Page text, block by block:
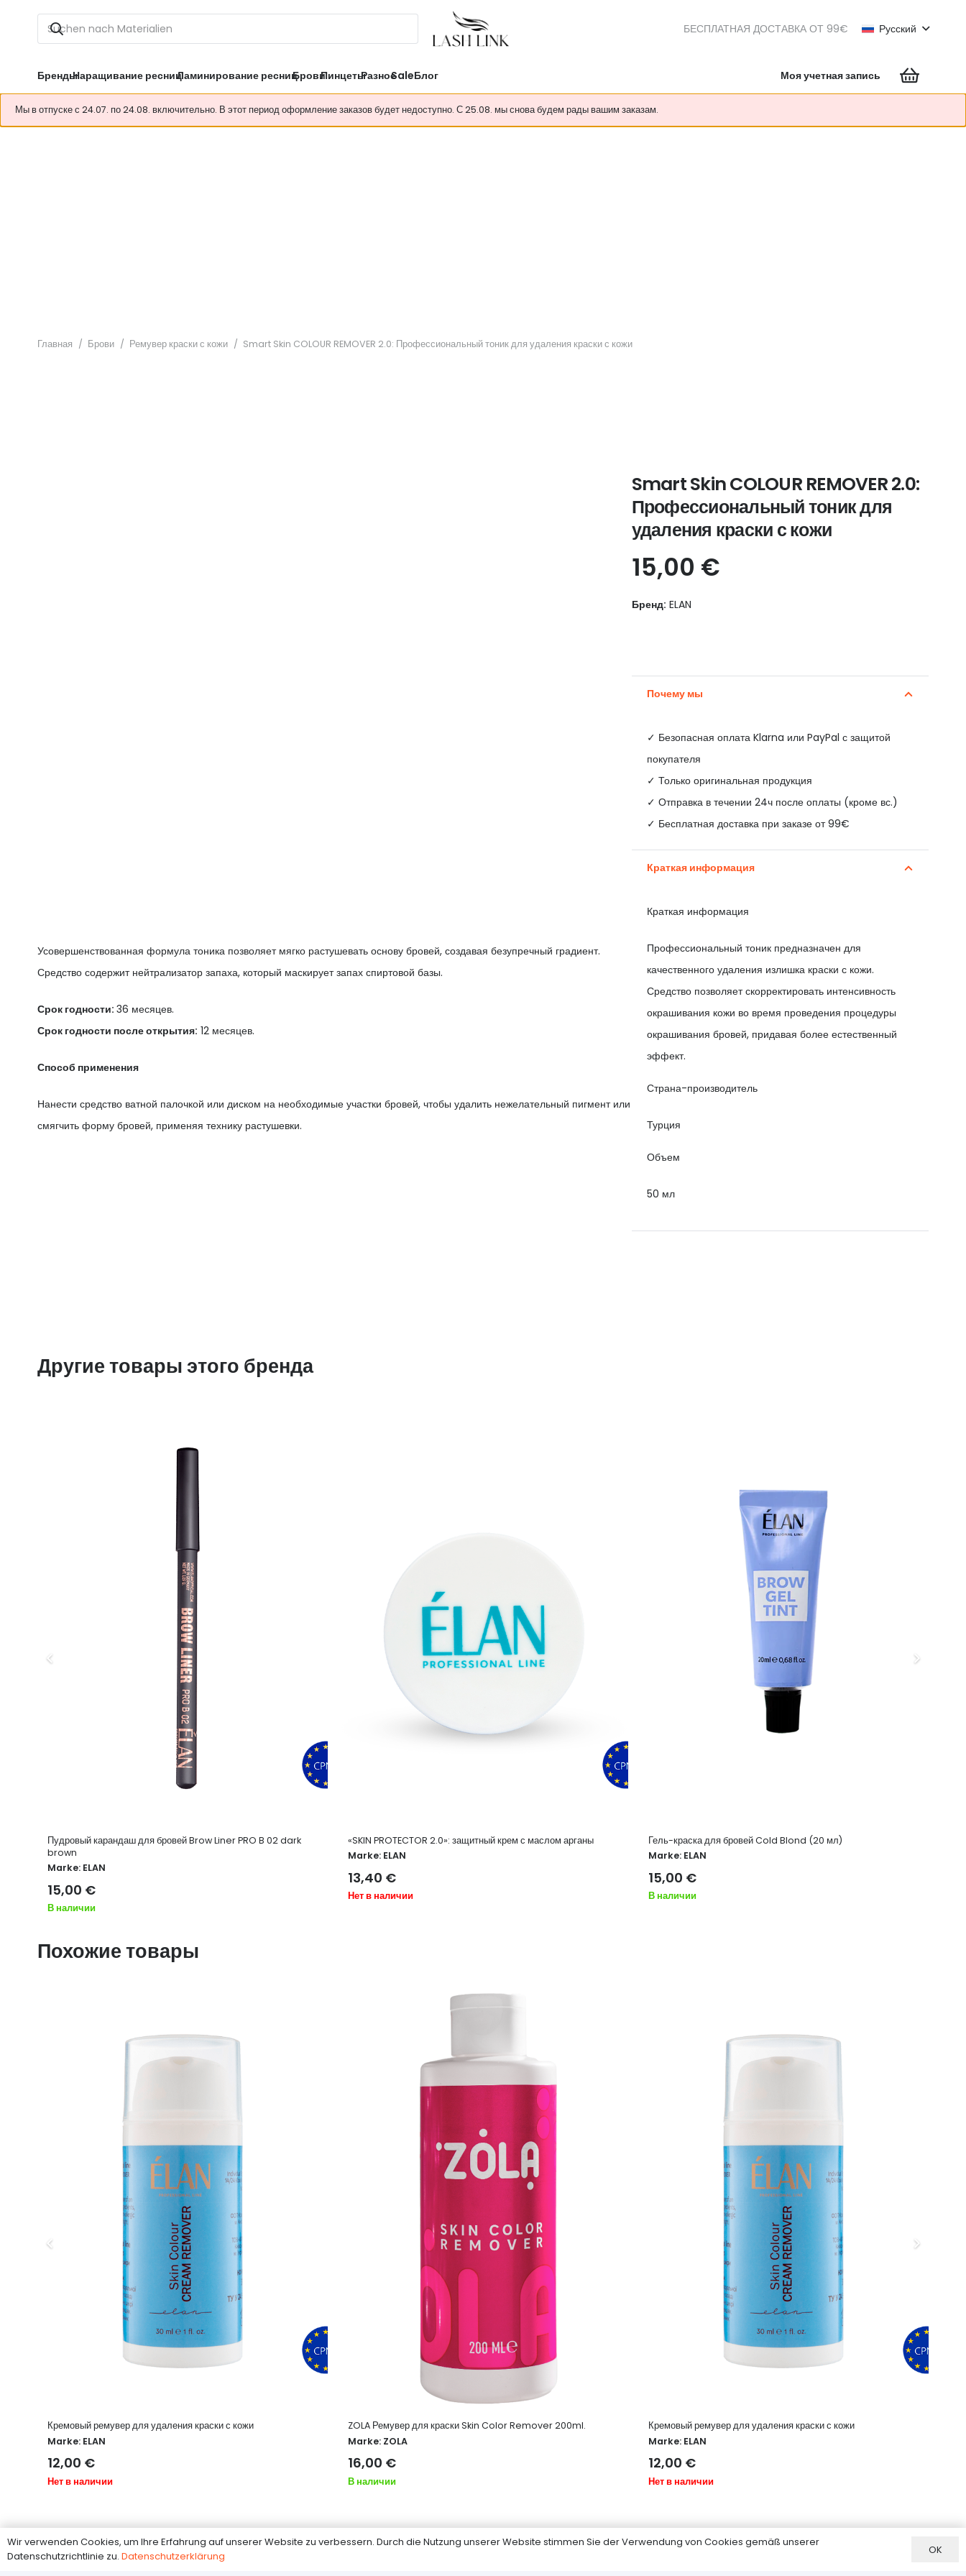
БЕСПЛАТНАЯ ДОСТАВКА ОТ 99€ Русский
БрендыНаращивание ресницЛаминирование ресницБровиПинцетыРазноеSaleБлог Моя учетная запись
Мы в отпуске с 24.07. по 24.08. включительно. В этот период оформление заказов будет недоступно. С 25.08. мы снова будем рады вашим заказам.
Главная / Брови / Ремувер краски с кожи / Smart Skin COLOUR REMOVER 2.0: Профессиональный тоник для удаления краски с кожи
Smart Skin COLOUR REMOVER 2.0:
Профессиональный тоник для
удаления краски с кожи
15,00 €
Бренд: ELAN
Почему мы
✓ Безопасная оплата Klarna или PayPal с защитой
покупателя
✓ Только оригинальная продукция
✓ Отправка в течении 24ч после оплаты (кроме вс.)
✓ Бесплатная доставка при заказе от 99€
Краткая информация
Краткая информация
Профессиональный тоник предназначен для
качественного удаления излишка краски с кожи.
Средство позволяет скорректировать интенсивность
окрашивания кожи во время проведения процедуры
окрашивания бровей, придавая более естественный
эффект.
Страна-производитель
Турция
Объем
50 мл
Усовершенствованная формула тоника позволяет мягко растушевать основу бровей, создавая безупречный градиент.
Средство содержит нейтрализатор запаха, который маскирует запах спиртовой базы.
Срок годности: 36 месяцев.
Срок годности после открытия: 12 месяцев.
Способ применения
Нанести средство ватной палочкой или диском на необходимые участки бровей, чтобы удалить нежелательный пигмент или
смягчить форму бровей, применяя технику растушевки.
Другие товары этого бренда
Пудровый карандаш для бровей Brow Liner PRO B 02 dark
brown
Marke: ELAN
15,00 €
В наличии
«SKIN PROTECTOR 2.0»: защитный крем с маслом арганы
Marke: ELAN
13,40 €
Нет в наличии
Гель-краска для бровей Cold Blond (20 мл)
Marke: ELAN
15,00 €
В наличии
Похожие товары
Кремовый ремувер для удаления краски с кожи
Marke: ELAN
12,00 €
Нет в наличии
ZOLA Ремувер для краски Skin Color Remover 200ml.
Marke: ZOLA
16,00 €
В наличии
Кремовый ремувер для удаления краски с кожи
Marke: ELAN
12,00 €
Нет в наличии
Wir verwenden Cookies, um Ihre Erfahrung auf unserer Website zu verbessern. Durch die Nutzung unserer Website stimmen Sie der Verwendung von Cookies gemäß unserer
Datenschutzrichtlinie zu. Datenschutzerklärung OK